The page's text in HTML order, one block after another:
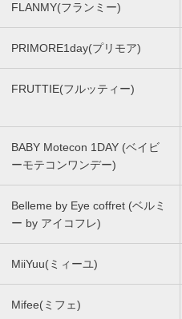
FLANMY(フランミー)
PRIMORE1day(プリモア)
FRUTTIE(フルッティー)
BABY Motecon 1DAY (ベイビ
ーモテコンワンデー)
Belleme by Eye coffret (ベルミ
ー by アイコフレ)
MiiYuu(ミィーユ)
Mifee(ミフェ)